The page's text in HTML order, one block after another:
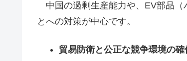
中国の過剰生産能力や、EV部品（
とへの対策が中心です。
貿易防衛と公正な競争環境の確